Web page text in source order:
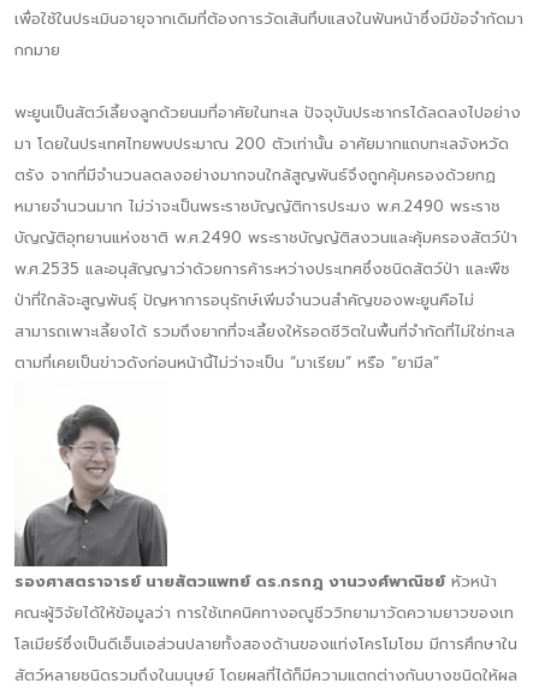
เพื่อใช้ในประเมินอายุจากเดิมที่ต้องการวัดเส้นทึบแสงในฟันหน้าซึ่งมีข้อจำกัดมา
กกมาย
พะยูนเป็นสัตว์เลี้ยงลูกด้วยนมที่อาศัยในทะเล ปัจจุบันประชากรได้ลดลงไปอย่าง
มา โดยในประเทศไทยพบประมาณ 200 ตัวเท่านั้น อาศัยมากแถบทะเลจังหวัด
ตรัง จากที่มีจำนวนลดลงอย่างมากจนใกล้สูญพันธ์จึงถูกคุ้มครองด้วยกฏ
หมายจำนวนมาก ไม่ว่าจะเป็นพระราชบัญญัติการประมง พ.ศ.2490 พระราช
บัญญัติอุทยานแห่งชาติ พ.ศ.2490 พระราชบัญญัติสงวนและคุ้มครองสัตว์ป่า
พ.ศ.2535 และอนุสัญญาว่าด้วยการค้าระหว่างประเทศซึ่งชนิดสัตว์ป่า และพืช
ป่าที่ใกล้จะสูญพันธุ์ ปัญหาการอนุรักษ์เพิ่มจำนวนสำคัญของพะยูนคือไม่
สามารถเพาะเลี้ยงได้ รวมถึงยากที่จะเลี้ยงให้รอดชีวิตในพื้นที่จำกัดที่ไม่ใช่ทะเล
ตามที่เคยเป็นข่าวดังก่อนหน้านี้ไม่ว่าจะเป็น “มาเรียม” หรือ “ยามีล”
รองศาสตราจารย์ นายสัตวแพทย์ ดร.กรกฎ งานวงศ์พาณิชย์หัวหน้า
คณะผู้วิจัยได้ให้ข้อมูลว่า การใช้เทคนิคทางอณูชีววิทยามาวัดความยาวของเท
โลเมียร์ซึ่งเป็นดีเอ็นเอส่วนปลายทั้งสองด้านของแท่งโครโมโซม มีการศึกษาใน
สัตว์หลายชนิดรวมถึงในมนุษย์ โดยผลที่ได้ก็มีความแตกต่างกันบางชนิดให้ผล